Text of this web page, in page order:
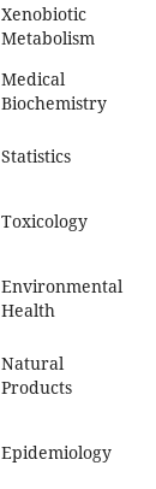
Xenobiotic
Metabolism
Medical
Biochemistry
Statistics
Toxicology
Environmental
Health
Natural
Products
Epidemiology